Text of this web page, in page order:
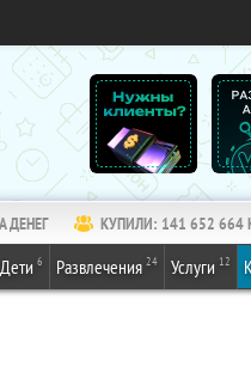
ДЕНЕГ КУПИЛИ: 141 652 664
Дети 6 Развлечения 24 Услуги 12